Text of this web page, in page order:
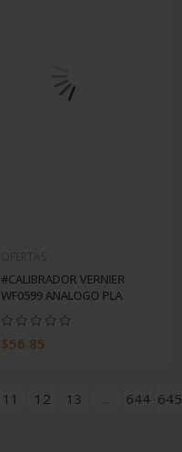
#CALIBRADOR VERNIER
WF0599 ANALOGO PLA
$56.85
11 12 13 644 645